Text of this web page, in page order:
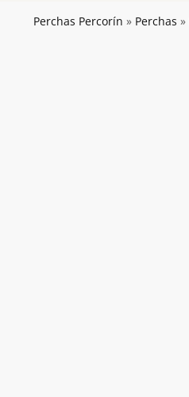
Perchas Percorín » Perchas »